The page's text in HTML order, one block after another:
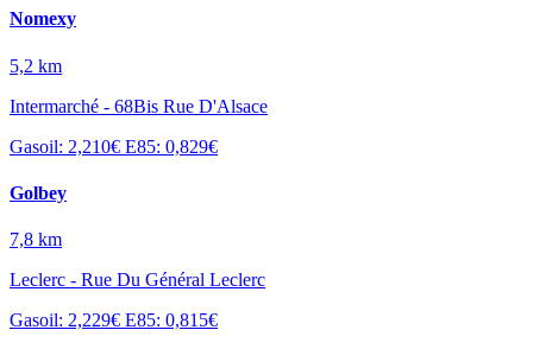
Nomexy
5,2 km
Intermarché - 68Bis Rue D'Alsace
Gasoil: 2,210€ E85: 0,829€
Golbey
7,8 km
Leclerc - Rue Du Général Leclerc
Gasoil: 2,229€ E85: 0,815€